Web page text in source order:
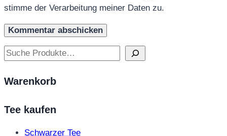
stimme der Verarbeitung meiner Daten zu.
Suchen
Warenkorb
Tee kaufen
Schwarzer Tee